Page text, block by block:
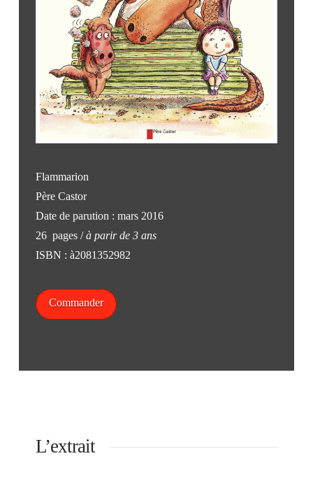
Flammarion
Père Castor
Date de parution : mars 2016
26 pages /à parir de 3 ans
ISBN : à2081352982
Commander
L’extrait